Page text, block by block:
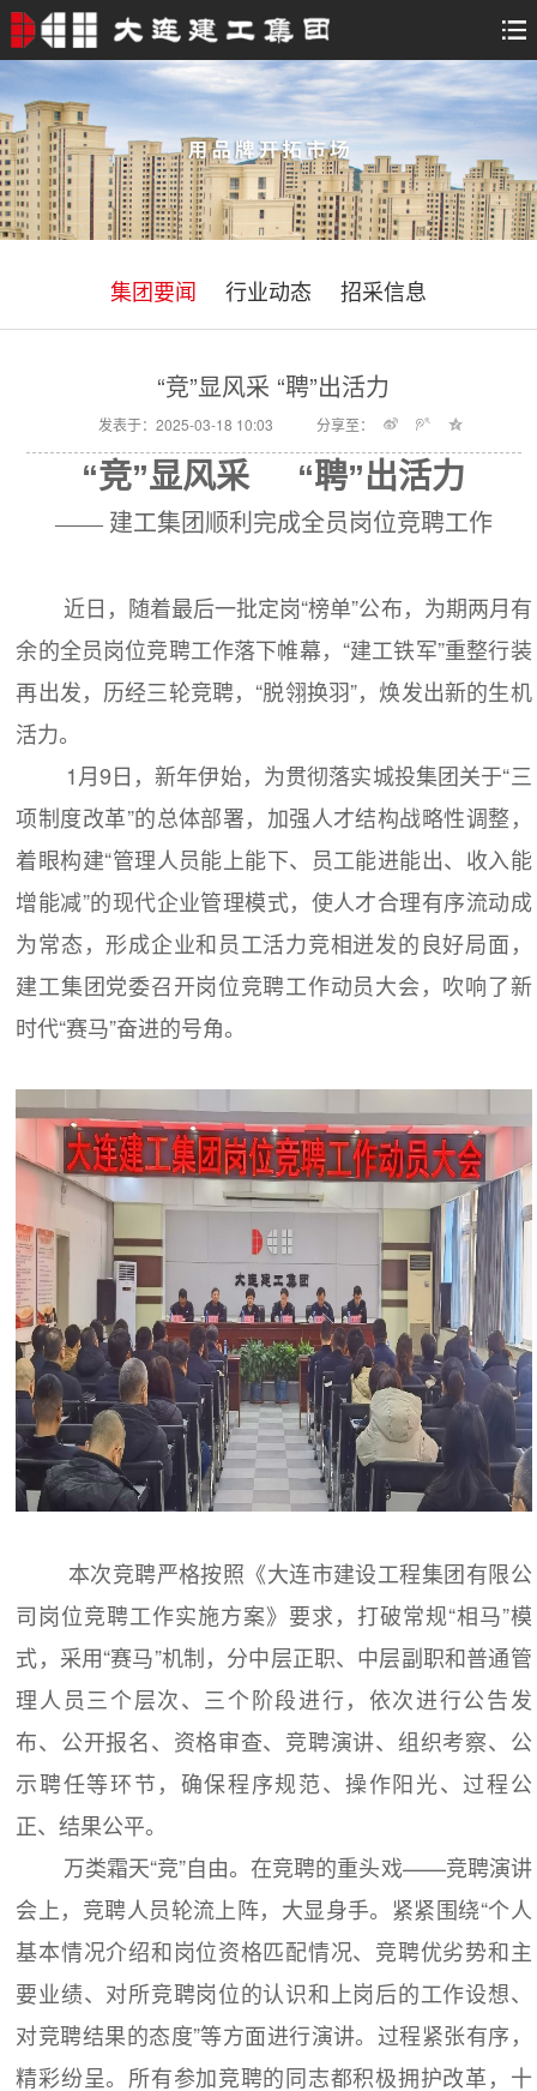
集团要闻 行业动态 招采信息
“竞”显风采 “聘”出活力
发表于：2025-03-18 10:03 分享至：
“竞”显风采 “聘”出活力
—— 建工集团顺利完成全员岗位竞聘工作
近日，随着最后一批定岗“榜单”公布，为期两月有
余的全员岗位竞聘工作落下帷幕，“建工铁军”重整行装
再出发，历经三轮竞聘，“脱翎换羽”，焕发出新的生机
活力。
1月9日，新年伊始，为贯彻落实城投集团关于“三
项制度改革”的总体部署，加强人才结构战略性调整，
着眼构建“管理人员能上能下、员工能进能出、收入能
增能减”的现代企业管理模式，使人才合理有序流动成
为常态，形成企业和员工活力竞相迸发的良好局面，
建工集团党委召开岗位竞聘工作动员大会，吹响了新
时代“赛马”奋进的号角。
本次竞聘严格按照《大连市建设工程集团有限公
司岗位竞聘工作实施方案》要求，打破常规“相马”模
式，采用“赛马”机制，分中层正职、中层副职和普通管
理人员三个层次、三个阶段进行，依次进行公告发
布、公开报名、资格审查、竞聘演讲、组织考察、公
示聘任等环节，确保程序规范、操作阳光、过程公
正、结果公平。
万类霜天“竞”自由。在竞聘的重头戏——竞聘演讲
会上，竞聘人员轮流上阵，大显身手。紧紧围绕“个人
基本情况介绍和岗位资格匹配情况、竞聘优劣势和主
要业绩、对所竞聘岗位的认识和上岗后的工作设想、
对竞聘结果的态度”等方面进行演讲。过程紧张有序，
精彩纷呈。所有参加竞聘的同志都积极拥护改革，十